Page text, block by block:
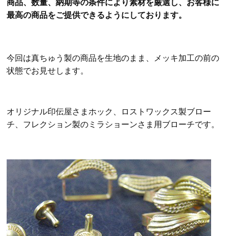
商品、数量、納期等の条件により素材を厳選し、お客様に
最高の商品をご提供できるようにしております。
今回は真ちゅう製の商品を生地のまま、メッキ加工の前の
状態でお見せします。
オリジナル印伝屋さまホック、ロストワックス製ブロー
チ、フレクション製のミラショーンさま用ブローチです。